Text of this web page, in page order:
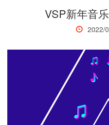
VSP新年音
2022/
♫
♫